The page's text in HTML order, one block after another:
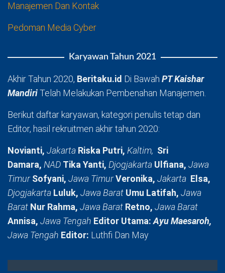
Manajemen Dan Kontak
Pedoman Media Cyber
Karyawan Tahun 2021
Akhir Tahun 2020, Beritaku.id Di Bawah PT Kaishar
MandiriTelah Melakukan Pembenahan Manajemen.
Berikut daftar karyawan, kategori penulis tetap dan
Editor, hasil rekruitmen akhir tahun 2020:
Novianti, Jakarta Riska Putri, Kaltim, Sri
Damara, NAD Tika Yanti, Djogjakarta Ulfiana, Jawa
TimurSofyani, Jawa TimurVeronika, Jakarta Elsa,
Djogjakarta Luluk, Jawa Barat Umu Latifah, Jawa
Barat Nur Rahma, Jawa Barat Retno, Jawa Barat
Annisa, Jawa Tengah Editor Utama:Ayu Maesaroh,
Jawa Tengah Editor: Luthfi Dan May